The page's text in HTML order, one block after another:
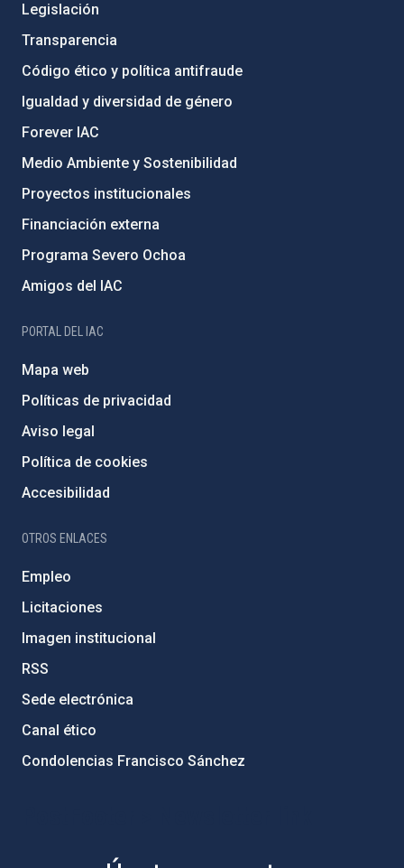
Legislación
Transparencia
Código ético y política antifraude
Igualdad y diversidad de género
Forever IAC
Medio Ambiente y Sostenibilidad
Proyectos institucionales
Financiación externa
Programa Severo Ochoa
Amigos del IAC
PORTAL DEL IAC
Mapa web
Políticas de privacidad
Aviso legal
Política de cookies
Accesibilidad
OTROS ENLACES
Empleo
Licitaciones
Imagen institucional
RSS
Sede electrónica
Canal ético
Condolencias Francisco Sánchez